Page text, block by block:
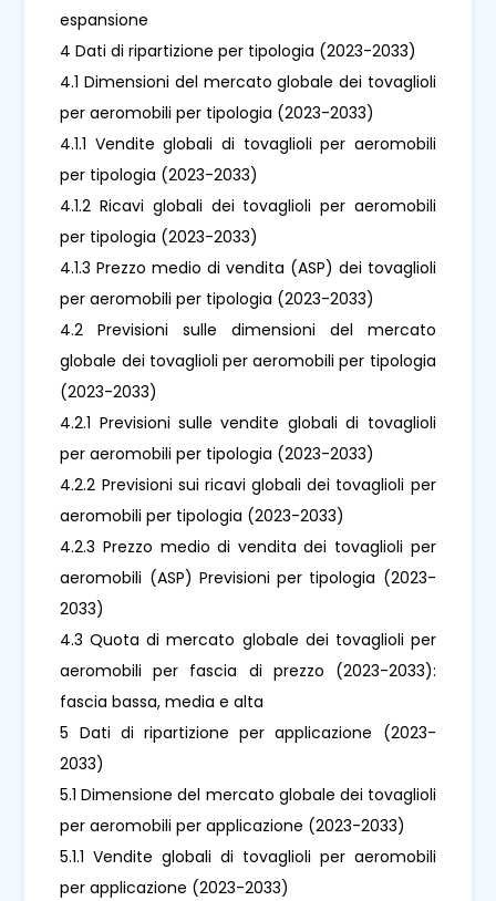
espansione
4 Dati di ripartizione per tipologia (2023-2033)
4.1 Dimensioni del mercato globale dei tovaglioli
per aeromobili per tipologia (2023-2033)
4.1.1 Vendite globali di tovaglioli per aeromobili
per tipologia (2023-2033)
4.1.2 Ricavi globali dei tovaglioli per aeromobili
per tipologia (2023-2033)
4.1.3 Prezzo medio di vendita (ASP) dei tovaglioli
per aeromobili per tipologia (2023-2033)
4.2 Previsioni sulle dimensioni del mercato
globale dei tovaglioli per aeromobili per tipologia
(2023-2033)
4.2.1 Previsioni sulle vendite globali di tovaglioli
per aeromobili per tipologia (2023-2033)
4.2.2 Previsioni sui ricavi globali dei tovaglioli per
aeromobili per tipologia (2023-2033)
4.2.3 Prezzo medio di vendita dei tovaglioli per
aeromobili (ASP) Previsioni per tipologia (2023-
2033)
4.3 Quota di mercato globale dei tovaglioli per
aeromobili per fascia di prezzo (2023-2033):
fascia bassa, media e alta
5 Dati di ripartizione per applicazione (2023-
2033)
5.1 Dimensione del mercato globale dei tovaglioli
per aeromobili per applicazione (2023-2033)
5.1.1 Vendite globali di tovaglioli per aeromobili
per applicazione (2023-2033)